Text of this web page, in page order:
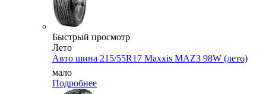
Быстрый просмотр
Лето
Авто шина 215/55R17 Maxxis MАZ3 98W (лето)
мало
Подробнее